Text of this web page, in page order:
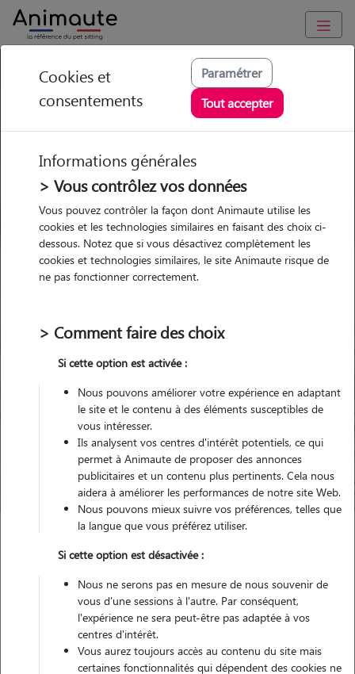
GARDE ANIMAUX à Poussan : Garde chien et chat en famille
ou à domicile, visites et promenades
Trouvez une garde animaux à
Poussan
Parmi nos 3 pet-sitters à Poussan
Garde
chez le Pet Sitter
Garde
chez le Pet Sitter
Pour quel animal ?
Trouver mon Pet Sitter
Nos promeneurs et familles d'accueil
à Poussan (34560)
Cookies et
consentements
Paramétrer
Tout accepter
Informations générales
> Vous contrôlez vos données
Vous pouvez contrôler la façon dont Animaute utilise les
cookies et les technologies similaires en faisant des choix ci-
dessous. Notez que si vous désactivez complètement les
cookies et technologies similaires, le site Animaute risque de
ne pas fonctionner correctement.
> Comment faire des choix
Si cette option est activée :
Nous pouvons améliorer votre expérience en adaptant
le site et le contenu à des éléments susceptibles de
vous intéresser.
Ils analysent vos centres d'intérêt potentiels, ce qui
permet à Animaute de proposer des annonces
publicitaires et un contenu plus pertinents. Cela nous
aidera à améliorer les performances de notre site Web.
Nous pouvons mieux suivre vos préférences, telles que
la langue que vous préférez utiliser.
Si cette option est désactivée :
Nous ne serons pas en mesure de nous souvenir de
vous d'une sessions à l'autre. Par conséquent,
l'expérience ne sera peut-être pas adaptée à vos
centres d'intérêt.
Vous aurez toujours accès au contenu du site mais
certaines fonctionnalités qui dépendent des cookies ne